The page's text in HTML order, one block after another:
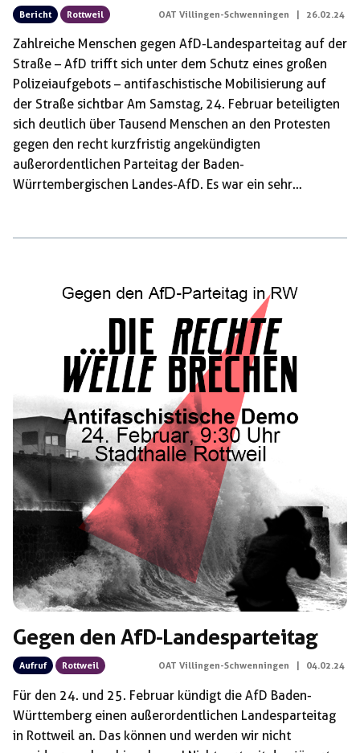
Bericht Rottweil OAT Villingen-Schwenningen | 26.02.24
Zahlreiche Menschen gegen AfD-Landesparteitag auf der
Straße – AfD trifft sich unter dem Schutz eines großen
Polizeiaufgebots – antifaschistische Mobilisierung auf
der Straße sichtbar Am Samstag, 24. Februar beteiligten
sich deutlich über Tausend Menschen an den Protesten
gegen den recht kurzfristig angekündigten
außerordentlichen Parteitag der Baden-
Würrtembergischen Landes-AfD. Es war ein sehr
mobilisierten – als eigener Akteur und mit einem eigenen
Aufruf – ebenfalls um 9:30 Uhr an die Stadthalle. Im
Vorfeld wurde deutlich das es nicht gelingen wird die AfD
in der Durchführung […]
Gegen den AfD-Landesparteitag
Aufruf Rottweil OAT Villingen-Schwenningen 04.02.24
Für den 24. und 25. Februar kündigt die AfD Baden-
Württemberg einen außerordentlichen Landesparteitag
in Rottweil an. Das können und werden wir nicht